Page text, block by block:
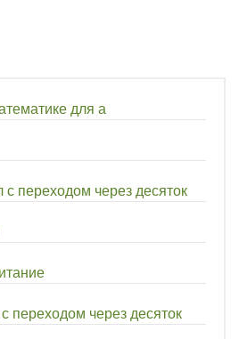
для а
переходом через десяток
переходом через десяток